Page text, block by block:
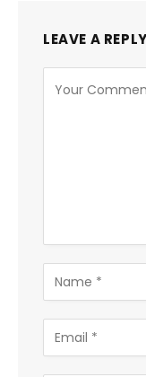
LEAVE A REPLY